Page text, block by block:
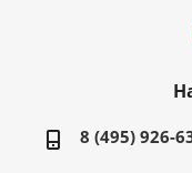
8 (495) 926-